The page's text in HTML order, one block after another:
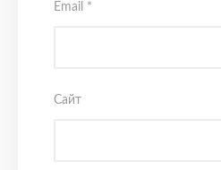
Email *
Сайт